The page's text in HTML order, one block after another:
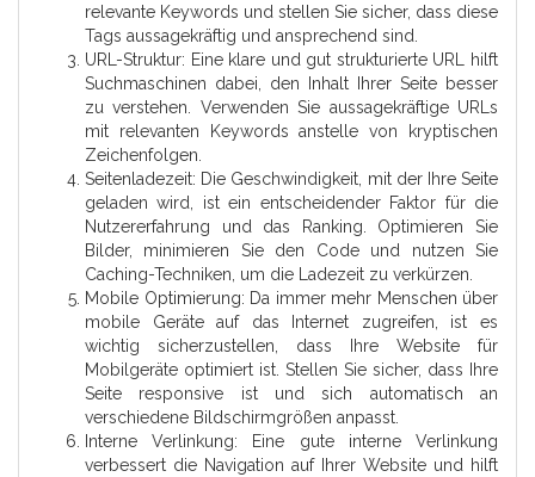
relevante Keywords und stellen Sie sicher, dass diese
Tags aussagekräftig und ansprechend sind.
URL-Struktur: Eine klare und gut strukturierte URL hilft
Suchmaschinen dabei, den Inhalt Ihrer Seite besser
zu verstehen. Verwenden Sie aussagekräftige URLs
mit relevanten Keywords anstelle von kryptischen
Zeichenfolgen.
Seitenladezeit: Die Geschwindigkeit, mit der Ihre Seite
geladen wird, ist ein entscheidender Faktor für die
Nutzererfahrung und das Ranking. Optimieren Sie
Bilder, minimieren Sie den Code und nutzen Sie
Caching-Techniken, um die Ladezeit zu verkürzen.
Mobile Optimierung: Da immer mehr Menschen über
mobile Geräte auf das Internet zugreifen, ist es
wichtig sicherzustellen, dass Ihre Website für
Mobilgeräte optimiert ist. Stellen Sie sicher, dass Ihre
Seite responsive ist und sich automatisch an
verschiedene Bildschirmgrößen anpasst.
Interne Verlinkung: Eine gute interne Verlinkung
verbessert die Navigation auf Ihrer Website und hilft